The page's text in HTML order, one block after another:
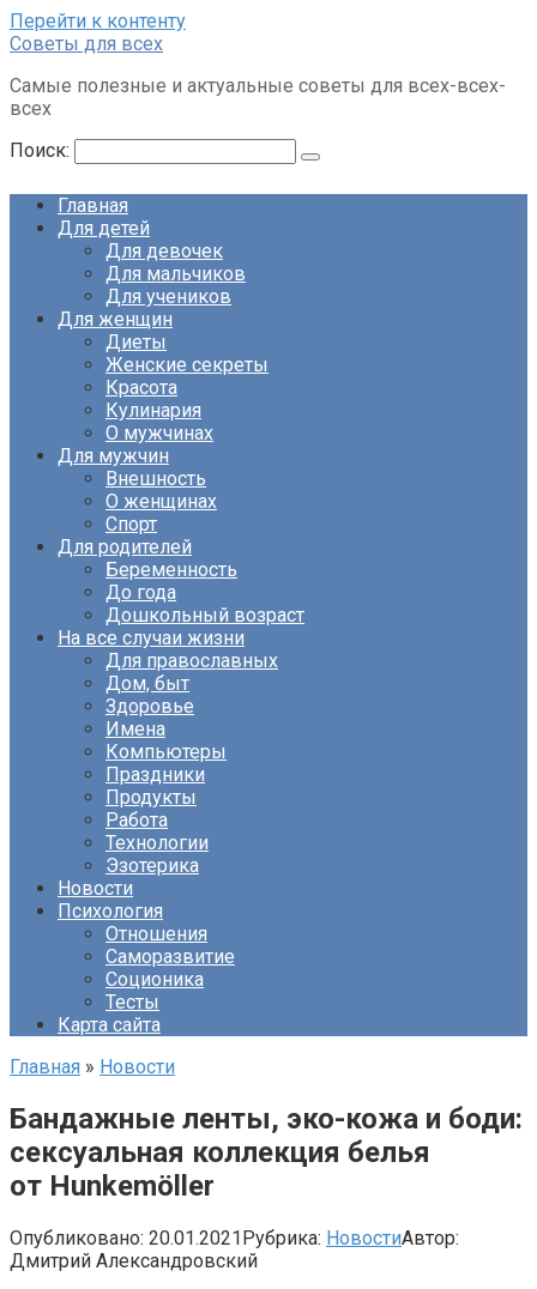
Перейти к контенту
Советы для всех
Самые полезные и актуальные советы для всех-всех-
всех
Поиск:
Главная
Для детей
Для девочек
Для мальчиков
Для учеников
Для женщин
Диеты
Женские секреты
Красота
Кулинария
О мужчинах
Для мужчин
Внешность
О женщинах
Спорт
Для родителей
Беременность
До года
Дошкольный возраст
На все случаи жизни
Для православных
Дом, быт
Здоровье
Имена
Компьютеры
Праздники
Продукты
Работа
Технологии
Эзотерика
Новости
Психология
Отношения
Саморазвитие
Соционика
Тесты
Карта сайта
Главная » Новости
Бандажные ленты, эко-кожа и боди:
сексуальная коллекция белья
от Hunkemöller
Опубликовано: 20.01.2021Рубрика: НовостиАвтор:
Дмитрий Александровский